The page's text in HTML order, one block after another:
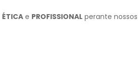
ÉTICA e PROFISSIONAL perante